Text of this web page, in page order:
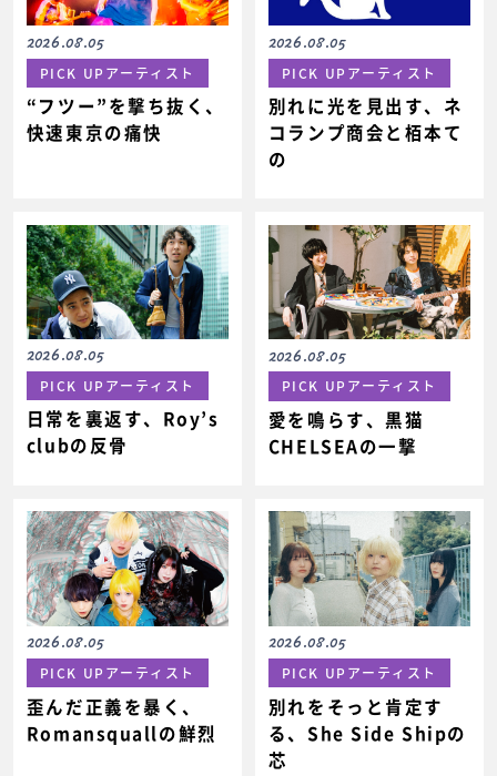
2026.08.05
PICK UPアーティスト
“フツー”を撃ち抜く、
快速東京の痛快
2026.08.05
PICK UPアーティスト
別れに光を見出す、ネ
コランプ商会と栢本て
の
2026.08.05
PICK UPアーティスト
日常を裏返す、Roy’s
clubの反骨
2026.08.05
PICK UPアーティスト
愛を鳴らす、黒猫
CHELSEAの一撃
2026.08.05
PICK UPアーティスト
歪んだ正義を暴く、
Romansquallの鮮烈
2026.08.05
PICK UPアーティスト
別れをそっと肯定す
る、She Side Shipの
芯